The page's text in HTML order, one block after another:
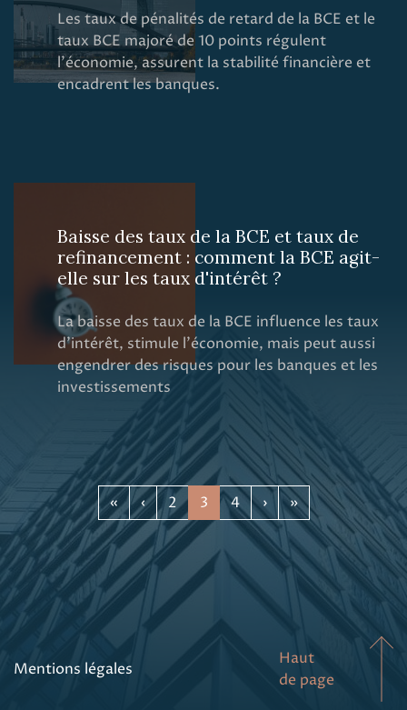
Les taux de pénalités de retard de la BCE et le
taux BCE majoré de 10 points régulent
l'économie, assurent la stabilité financière et
encadrent les banques.
Baisse des taux de la BCE et taux de
refinancement : comment la BCE agit-
elle sur les taux d'intérêt ?
La baisse des taux de la BCE influence les taux
d'intérêt, stimule l'économie, mais peut aussi
engendrer des risques pour les banques et les
investissements
« ‹ 2 3 4 › »
Mentions légales
Haut
de page